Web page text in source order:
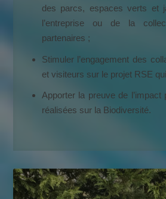
des parcs, espaces verts et
l’entreprise ou de la
partenaires ;
Stimuler l’engagement des
et visiteurs sur le projet RSE
Apporter la preuve de
réalisées sur la Biodiversité.